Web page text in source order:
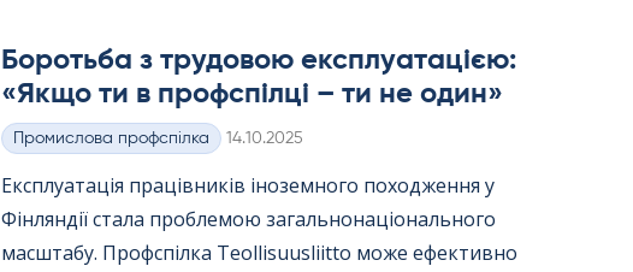
Боротьба з трудовою експлуатацією:
«Якщо ти в профспілці – ти не один»
Категорії
Промислова профспілка Kirjoitettu
14.10.2025
Експлуатація працівників іноземного походження у
Фінляндії стала проблемою загальнонаціонального
масштабу. Профспілка Teol­li­suus­liitto може ефективно